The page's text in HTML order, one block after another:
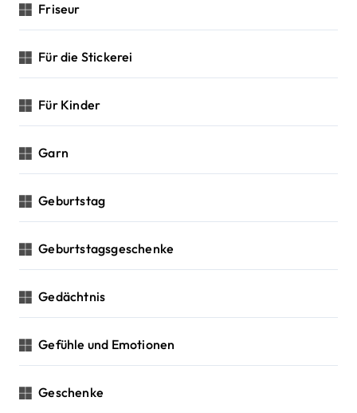
Friseur
Für die Stickerei
Für Kinder
Garn
Geburtstag
Geburtstagsgeschenke
Gedächtnis
Gefühle und Emotionen
Geschenke